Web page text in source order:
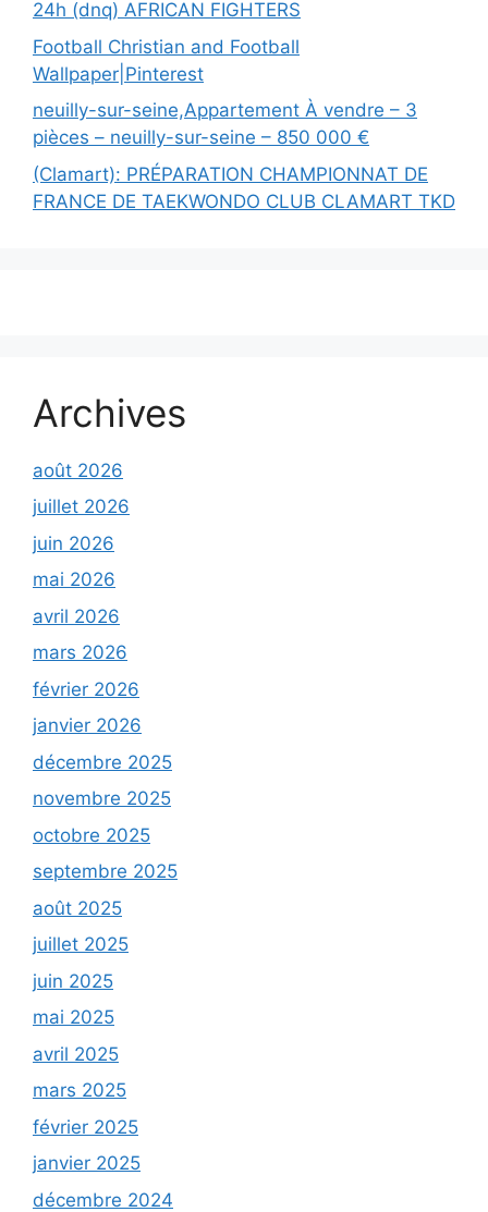
24h (dnq) AFRICAN FIGHTERS
Football Christian and Football
Wallpaper|Pinterest
neuilly-sur-seine,Appartement À vendre – 3
pièces – neuilly-sur-seine – 850 000 €
(Clamart): PRÉPARATION CHAMPIONNAT DE
FRANCE DE TAEKWONDO CLUB CLAMART TKD
Archives
août 2026
juillet 2026
juin 2026
mai 2026
avril 2026
mars 2026
février 2026
janvier 2026
décembre 2025
novembre 2025
octobre 2025
septembre 2025
août 2025
juillet 2025
juin 2025
mai 2025
avril 2025
mars 2025
février 2025
janvier 2025
décembre 2024